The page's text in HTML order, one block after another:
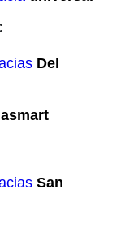
Del
San